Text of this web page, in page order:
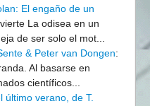
El engaño de un
La odisea en un
de ser solo el mot...
& Peter van Dongen:
Al basarse en
científicos...
último verano, de T.